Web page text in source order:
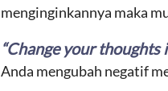
menginginkannya maka
“Change your
Anda mengubah negatif